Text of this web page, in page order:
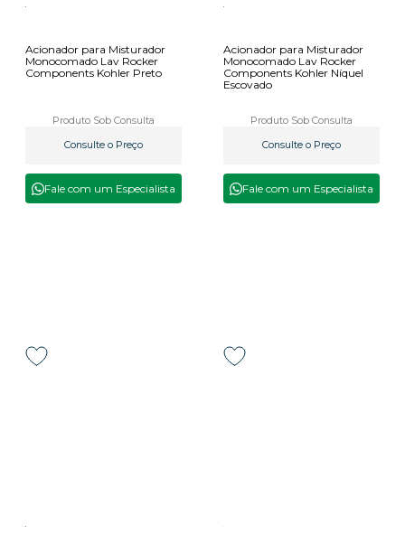
Acionador para Misturador
Monocomado Lav Rocker
Components Kohler Preto
Produto Sob Consulta
Consulte o Preço
Fale com um Especialista
Acionador para Misturador
Monocomado Lav Rocker
Components Kohler Níquel
Escovado
Produto Sob Consulta
Consulte o Preço
Fale com um Especialista